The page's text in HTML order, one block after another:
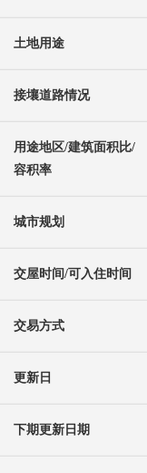
土地用途
接壤道路情况
用途地区/建筑面积比/
容积率
城市规划
交屋时间/可入住时间
交易方式
更新日
下期更新日期